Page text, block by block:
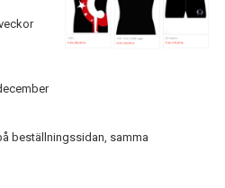
beställningssidan, samma